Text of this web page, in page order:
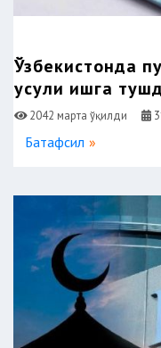
Ўзбекистонда
усули ишга
2042 марта ўқилди
Батафсил